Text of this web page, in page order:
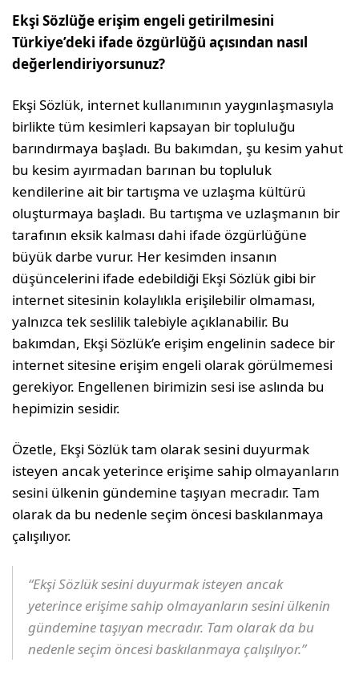
Ekşi Sözlüğe erişim engeli getirilmesini
Türkiye’deki ifade özgürlüğü açısından nasıl
değerlendiriyorsunuz?
Ekşi Sözlük, internet kullanımının yaygınlaşmasıyla
birlikte tüm kesimleri kapsayan bir topluluğu
barındırmaya başladı. Bu bakımdan, şu kesim yahut
bu kesim ayırmadan barınan bu topluluk
kendilerine ait bir tartışma ve uzlaşma kültürü
oluşturmaya başladı. Bu tartışma ve uzlaşmanın bir
tarafının eksik kalması dahi ifade özgürlüğüne
büyük darbe vurur. Her kesimden insanın
düşüncelerini ifade edebildiği Ekşi Sözlük gibi bir
internet sitesinin kolaylıkla erişilebilir olmaması,
yalnızca tek seslilik talebiyle açıklanabilir. Bu
bakımdan, Ekşi Sözlük’e erişim engelinin sadece bir
internet sitesine erişim engeli olarak görülmemesi
gerekiyor. Engellenen birimizin sesi ise aslında bu
hepimizin sesidir.
Özetle, Ekşi Sözlük tam olarak sesini duyurmak
isteyen ancak yeterince erişime sahip olmayanların
sesini ülkenin gündemine taşıyan mecradır. Tam
olarak da bu nedenle seçim öncesi baskılanmaya
çalışılıyor.
“Ekşi Sözlük sesini duyurmak isteyen ancak
yeterince erişime sahip olmayanların sesini ülkenin
gündemine taşıyan mecradır. Tam olarak da bu
nedenle seçim öncesi baskılanmaya çalışılıyor.”